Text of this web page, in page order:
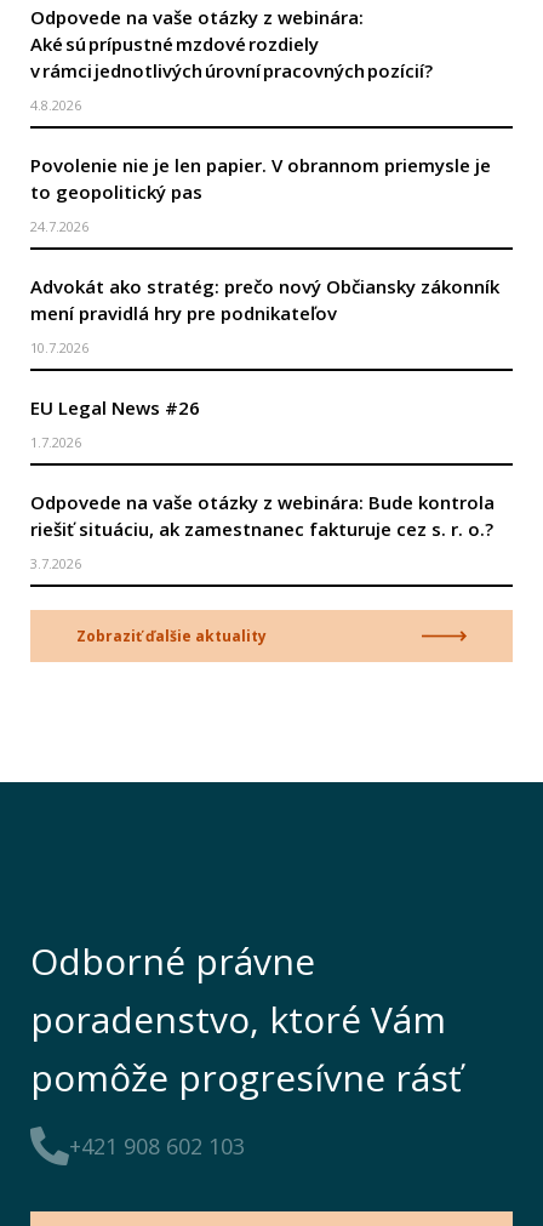
Odpovede na vaše otázky z webinára:
Aké sú prípustné mzdové rozdiely
v rámci jednotlivých úrovní pracovných pozícií?
4.8.2026
Povolenie nie je len papier. V obrannom priemysle je
to geopolitický pas
24.7.2026
Advokát ako stratég: prečo nový Občiansky zákonník
mení pravidlá hry pre podnikateľov
10.7.2026
EU Legal News #26
1.7.2026
Odpovede na vaše otázky z webinára: Bude kontrola
riešiť situáciu, ak zamestnanec fakturuje cez s. r. o.?
3.7.2026
Zobraziť ďalšie aktuality
Odborné právne
poradenstvo, ktoré Vám
pomôže progresívne rásť
+421 908 602 103